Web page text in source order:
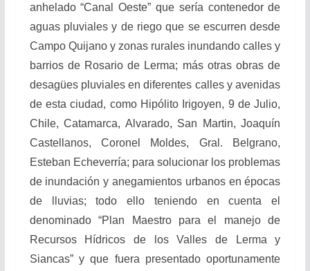
anhelado “Canal Oeste” que sería contenedor de
aguas pluviales y de riego que se escurren desde
Campo Quijano y zonas rurales inundando calles y
barrios de Rosario de Lerma; más otras obras de
desagües pluviales en diferentes calles y avenidas
de esta ciudad, como Hipólito Irigoyen, 9 de Julio,
Chile, Catamarca, Alvarado, San Martin, Joaquín
Castellanos, Coronel Moldes, Gral. Belgrano,
Esteban Echeverría; para solucionar los problemas
de inundación y anegamientos urbanos en épocas
de lluvias; todo ello teniendo en cuenta el
denominado “Plan Maestro para el manejo de
Recursos Hídricos de los Valles de Lerma y
Siancas” y que fuera presentado oportunamente